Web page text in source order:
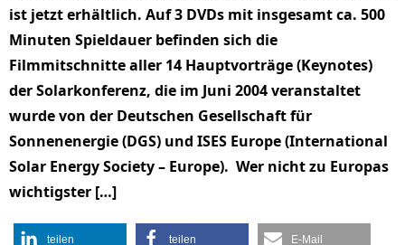
ist jetzt erhältlich. Auf 3 DVDs mit insgesamt ca. 500
Minuten Spieldauer befinden sich die
Filmmitschnitte aller 14 Hauptvorträge (Keynotes)
der Solarkonferenz, die im Juni 2004 veranstaltet
wurde von der Deutschen Gesellschaft für
Sonnenenergie (DGS) und ISES Europe (International
Solar Energy Society – Europe). Wer nicht zu Europas
wichtigster […]
teilen teilen E-Mail